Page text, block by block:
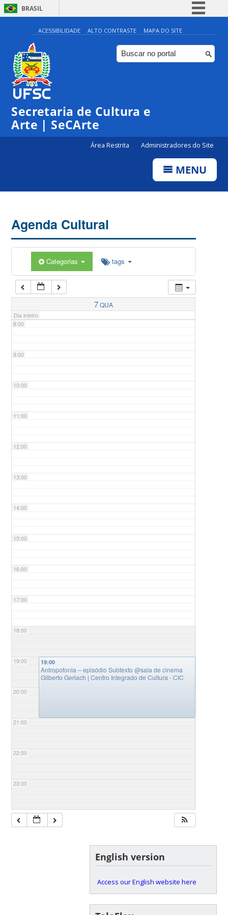
BRASIL
Simplifique!
Comunica BR
Participe
ACESSIBILIDADE ALTO CONTRASTE MAPA DO SITE
Secretaria de Cultura e
Arte | SeCArte
Área Restrita Administradores do Site
MENU
Agenda Cultural
Categorias tags
7QUA
Dia inteiro
0:00
1:00
5:00
7:00
8:00
9:00
10:00
11:00
12:00
13:00
14:00
15:00
16:00
17:00
18:00
19:00
20:00
21:00
22:00
23:00
19:00
Antropofonia – episódio Subtexto@sala de cinema
Gilberto Gerlach | Centro Integrado de Cultura - CIC
English version
Access our English website here